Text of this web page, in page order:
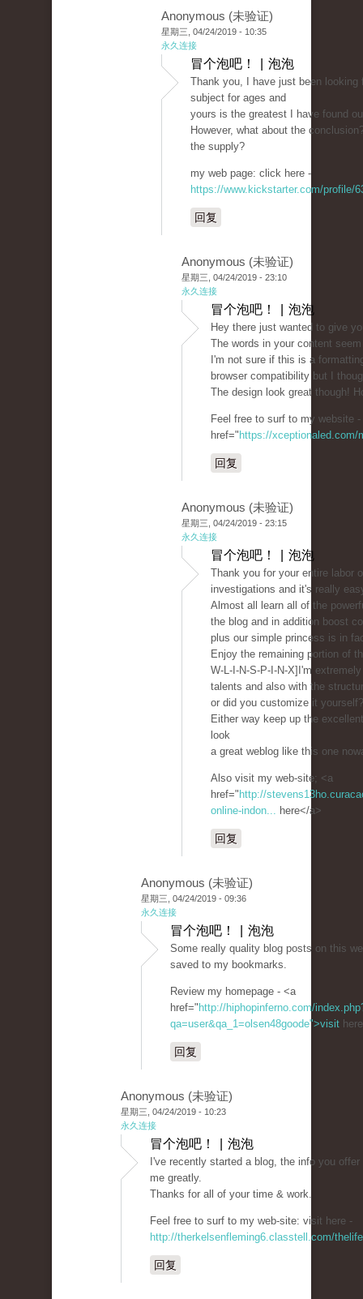
Anonymous (未验证)
星期三, 04/24/2019 - 10:35
永久连接
冒个泡吧！ | 泡泡
Thank you, I have just been looking
subject for ages and
yours is the greatest I have found
However, what about the
the supply?
my web page: click here -
https://www.kickstarter.com/profile/
回复
Anonymous (未验证)
星期三, 04/24/2019 - 23:10
永久连接
冒个泡吧！ | 泡泡
Hey there just wanted to give
The words in your content
I'm not sure if this is a
browser compatibility but I
The design look great though!
Feel free to surf to my website -
href=" https://
回复
Anonymous (未验证)
星期三, 04/24/2019 - 23:15
永久连接
冒个泡吧！ | 泡泡
Thank you for your entire labor
investigations and it's really
Almost all learn all of the
the blog and in addition boost
plus our simple princess is in
Enjoy the remaining portion of
W-L-I-N-S-P-I-N-X]I'm
talents and also with the
or did you customize it yourself?
Either way keep up the
look
a great weblog like this one
Also visit my web-site; <a
href=" http://
online-indon... here</a>
回复
Anonymous (未验证)
星期三, 04/24/2019 - 09:36
永久连接
冒个泡吧！ | 泡泡
Some really quality blog posts on this
saved to my bookmarks.
Review my homepage - <a
href=" http://hiphopinferno.com/
qa=user&qa_1=olsen48goode">visit
回复
Anonymous (未验证)
星期三, 04/24/2019 - 10:23
永久连接
冒个泡吧！ | 泡泡
I've recently started a blog, the info you
me greatly.
Thanks for all of your time & work.
Feel free to surf to my web-site: visit here -
http://therkelsenfleming6.classtell.com/
回复